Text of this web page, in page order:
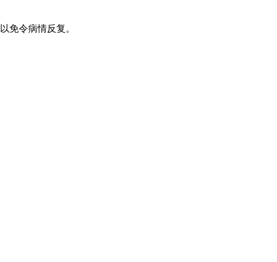
免令病情反复。